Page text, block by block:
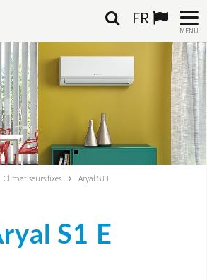
FR
MENU
Climatiseurs fixes Aryal S1 E
S1 E